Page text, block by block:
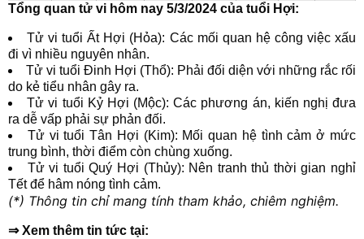
Tổng quan tử vi hôm nay 5/3/2024 của tuổi Hợi:
Tử vi tuổi Ất Hợi (Hỏa): Các mối quan hệ công việc xấu
đi vì nhiều nguyên nhân.
Tử vi tuổi Đinh Hợi (Thổ): Phải đối diện với những rắc rối
do kẻ tiểu nhân gây ra.
Tử vi tuổi Kỷ Hợi (Mộc): Các phương án, kiến nghị đưa
ra dễ vấp phải sự phản đối.
Tử vi tuổi Tân Hợi (Kim): Mối quan hệ tình cảm ở mức
trung bình, thời điểm còn chùng xuống.
Tử vi tuổi Quý Hợi (Thủy): Nên tranh thủ thời gian nghỉ
Tết để hâm nóng tình cảm.
(*) Thông tin chỉ mang tính tham khảo, chiêm nghiệm.
⇒ Xem thêm tin tức tại: